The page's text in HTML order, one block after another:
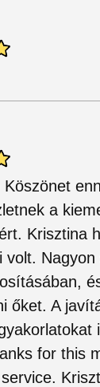
Köszönet
a
Krisztina
volt.
őket. A
for this